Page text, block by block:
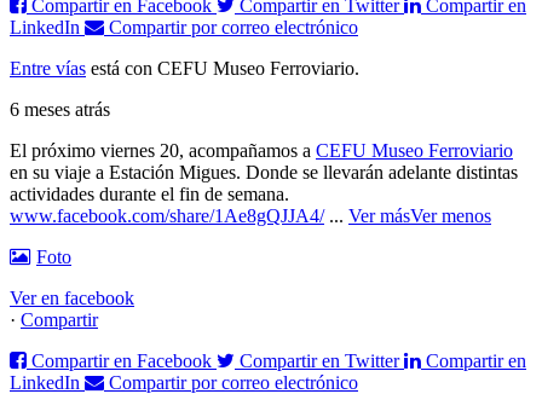
Compartir en Facebook
Compartir en Twitter
Compartir en
LinkedIn
Compartir por correo electrónico
Entre vías está con CEFU Museo Ferroviario.
6 meses atrás
El próximo viernes 20, acompañamos a CEFU Museo Ferroviario
en su viaje a Estación Migues. Donde se llevarán adelante distintas
actividades durante el fin de semana.
www.facebook.com/share/1Ae8gQJJA4/ ... Ver másVer menos
Foto
Ver en facebook
· Compartir
Compartir en Facebook
Compartir en Twitter
Compartir en
LinkedIn
Compartir por correo electrónico